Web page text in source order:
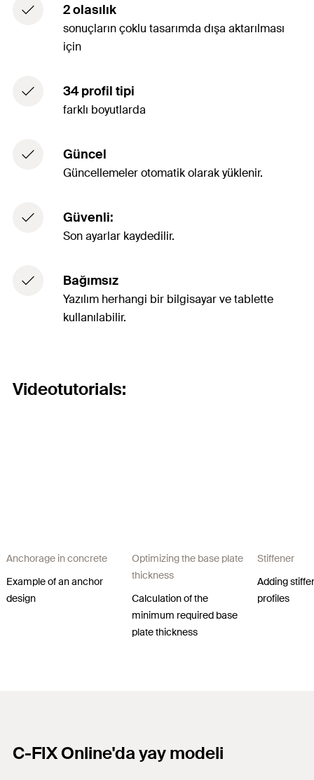
2 olasılık
sonuçların çoklu tasarımda dışa aktarılması
için
34 profil tipi
farklı boyutlarda
Güncel
Güncellemeler otomatik olarak yüklenir.
Güvenli:
Son ayarlar kaydedilir.
Bağımsız
Yazılım herhangi bir bilgisayar ve tablette
kullanılabilir.
Videotutorials:
Anchorage in concrete​
Example of an anchor
design​
Optimizing the base plate
thickness​
Calculation of the
minimum required base
plate thickness​
Stiffener
Adding
profiles
C-FIX Online'da yay modeli